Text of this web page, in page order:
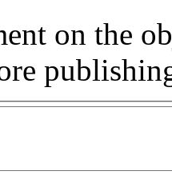
on the